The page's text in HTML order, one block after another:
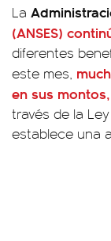
La
(ANSES)
diferentes
este mes,
en sus montos,
través de la
establece una